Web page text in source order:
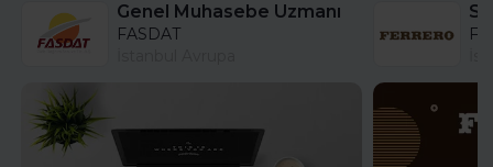
Genel Muhasebe Uzmanı
FASDAT